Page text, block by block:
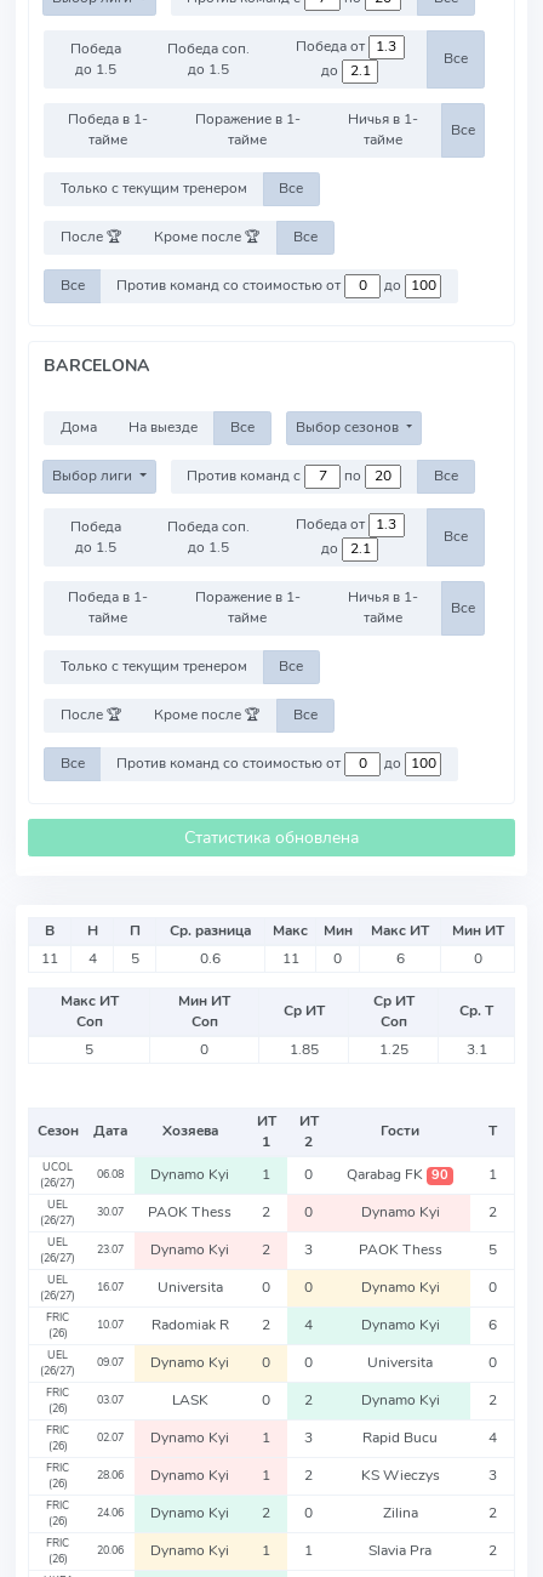
Победа
до 1.5
Победа соп.
до 1.5
Победа от
до
Все
Победа в 1-
тайме
Поражение в 1-
тайме
Ничья в 1-
тайме
Все
Только с текущим тренером Все
После 🏆 Кроме после 🏆 Все
Все Против команд со стоимостью от до
BARCELONA
Дома На выезде Все Выбор сезонов
Выбор лиги Против команд с по Все
Победа
до 1.5
Победа соп.
до 1.5
Победа от
до
Все
Победа в 1-
тайме
Поражение в 1-
тайме
Ничья в 1-
тайме
Все
Только с текущим тренером Все
После 🏆 Кроме после 🏆 Все
Все Против команд со стоимостью от до
Статистика обновлена
В Н П Ср. разница Макс Мин Макс ИТ
Мин ИТ
11
4 5 0.6 11 0 6 0
Макс ИТ
Соп
Мин ИТ
Соп
Ср ИТ
Ср ИТ
Соп
Ср. Т
5
0 1.85 1.25 3.1
Сезон Дата Хозяева
ИТ
1
ИТ
2
Гости Т
UCOL
(26/27)
06.08 Dynamo Kyi 1 0 Qarabag FK 90 1
UEL
(26/27)
30.07 PAOK Thess 2 0 Dynamo Kyi 2
UEL
(26/27)
23.07 Dynamo Kyi 2 3 PAOK Thess 5
UEL
(26/27)
16.07 Universita 0 0 Dynamo Kyi 0
FRIC
(26)
10.07 Radomiak R 2 4 Dynamo Kyi 6
UEL
(26/27)
09.07 Dynamo Kyi 0 0 Universita 0
FRIC
(26)
03.07 LASK 0 2 Dynamo Kyi 2
FRIC
(26)
02.07 Dynamo Kyi 1 3 Rapid Bucu 4
FRIC
(26)
28.06 Dynamo Kyi 1 2 KS Wieczys 3
FRIC
(26)
24.06 Dynamo Kyi 2 0 Zilina 2
FRIC
(26)
20.06 Dynamo Kyi 1 1 Slavia Pra 2